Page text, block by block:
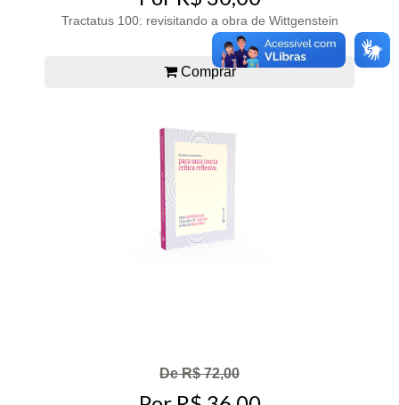
Tractatus 100: revisitando a obra de Wittgenstein
Comprar
De R$ 72,00